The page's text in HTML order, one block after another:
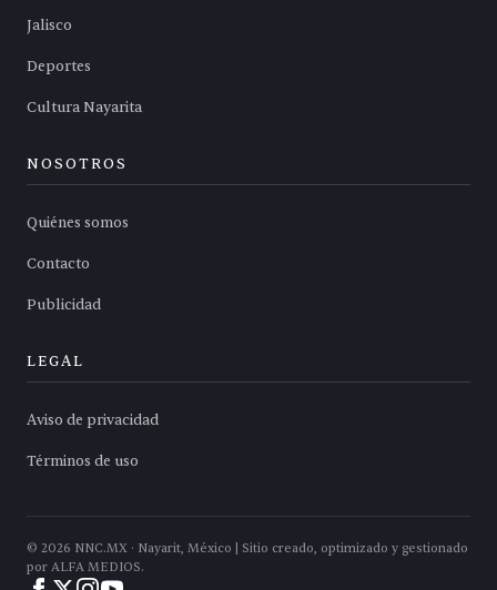
Jalisco
Deportes
Cultura Nayarita
NOSOTROS
Quiénes somos
Contacto
Publicidad
LEGAL
Aviso de privacidad
Términos de uso
© 2026 NNC.MX · Nayarit, México | Sitio creado, optimizado y gestionado
por ALFA MEDIOS.